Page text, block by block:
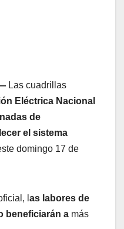
Las cuadrillas
Eléctrica Nacional
de
el sistema
domingo 17 de
l as labores de
beneficiarán a más